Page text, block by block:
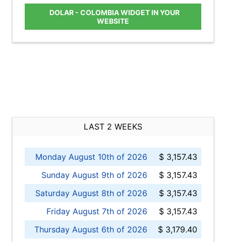
DOLAR - COLOMBIA WIDGET IN YOUR
WEBSITE
LAST 2 WEEKS
Monday August 10th of 2026
$ 3,157.43
Sunday August 9th of 2026
$ 3,157.43
Saturday August 8th of 2026
$ 3,157.43
Friday August 7th of 2026
$ 3,157.43
Thursday August 6th of 2026
$ 3,179.40